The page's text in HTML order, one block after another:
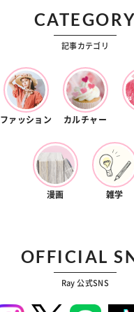
CATEGORY
記事カテゴリ
ファッション カルチャー
漫画 雑学
OFFICIAL
Ray 公式SNS